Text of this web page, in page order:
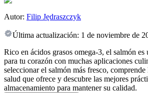
Autor: Filip Jędraszczyk
Última actualización: 1 de noviembre de
Rico en ácidos grasos omega-3, el salmón es
para tu corazón con muchas aplicaciones
seleccionar el salmón más fresco,
salud que ofrece y descubre las mejores
almacenamiento para mantener su calidad.